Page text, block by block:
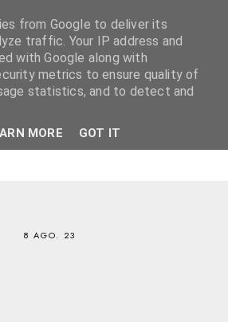
8 AGO. 23
from Google to deliver its
traffic. Your IP address and
with Google along with
metrics to ensure quality of
statistics, and to detect and
MORE GOT IT